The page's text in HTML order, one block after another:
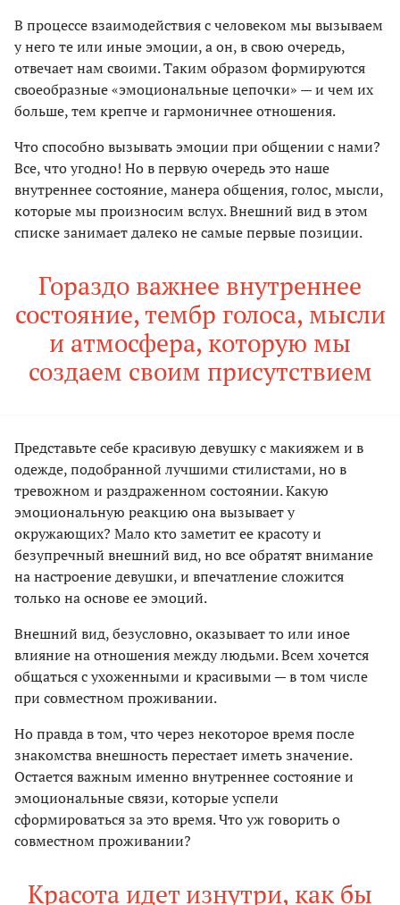
В процессе взаимодействия с человеком мы вызываем
у него те или иные эмоции, а он, в свою очередь,
отвечает нам своими. Таким образом формируются
своеобразные «эмоциональные цепочки» — и чем их
больше, тем крепче и гармоничнее отношения.
Что способно вызывать эмоции при общении с нами?
Все, что угодно! Но в первую очередь это наше
внутреннее состояние, манера общения, голос, мысли,
которые мы произносим вслух. Внешний вид в этом
списке занимает далеко не самые первые позиции.
Гораздо важнее внутреннее
состояние, тембр голоса, мысли
и атмосфера, которую мы
создаем своим присутствием
Представьте себе красивую девушку с макияжем и в
одежде, подобранной лучшими стилистами, но в
тревожном и раздраженном состоянии. Какую
эмоциональную реакцию она вызывает у
окружающих? Мало кто заметит ее красоту и
безупречный внешний вид, но все обратят внимание
на настроение девушки, и впечатление сложится
только на основе ее эмоций.
Внешний вид, безусловно, оказывает то или иное
влияние на отношения между людьми. Всем хочется
общаться с ухоженными и красивыми — в том числе
при совместном проживании.
Но правда в том, что через некоторое время после
знакомства внешность перестает иметь значение.
Остается важным именно внутреннее состояние и
эмоциональные связи, которые успели
сформироваться за это время. Что уж говорить о
совместном проживании?
Красота идет изнутри, как бы